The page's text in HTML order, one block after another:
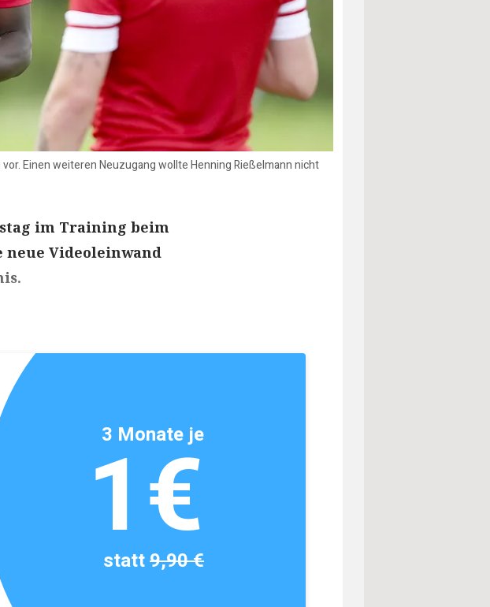
Einen weiteren Neuzugang wollte Henning Rießelmann nicht
im Training beim
neue Videoleinwand
3 Monate je
1€
statt9,90 €